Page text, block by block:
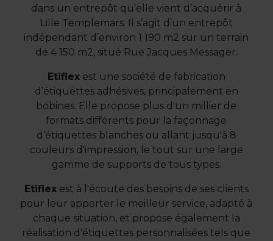
dans un entrepôt qu’elle vient d’acquérir à
Lille Templemars. Il s’agit d’un entrepôt
indépendant d’environ 1 190 m2 sur un terrain
de 4 150 m2, situé Rue Jacques Messager.
Etiflexest une société de fabrication
d’étiquettes adhésives, principalement en
bobines. Elle propose plus d'un millier de
formats différents pour la façonnage
d’étiquettes blanches ou allant jusqu'à 8
couleurs d'impression, le tout sur une large
gamme de supports de tous types.
Etiflexest à l'écoute des besoins de ses clients
pour leur apporter le meilleur service, adapté à
chaque situation, et propose également la
réalisation d'étiquettes personnalisées tels que